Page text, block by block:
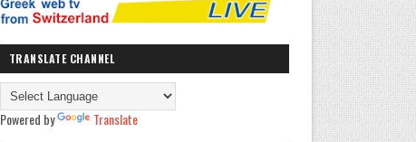
TRANSLATE CHANNEL
Powered by Translate